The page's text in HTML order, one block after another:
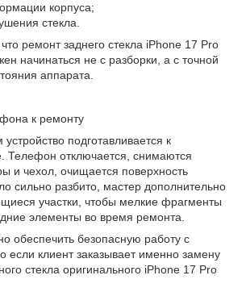
корпуса;
стекла.
ремонт заднего стекла iPhone 17 Pro
начинаться не с разборки, а с точной
аппарата.
к ремонту
подготавливается к
Телефон отключается, снимаются
и чехол, очищается поверхность
сильно разбито, мастер дополнительно
участки, чтобы мелкие фрагменты
элементы во время ремонта.
обеспечить безопасную работу с
если клиент заказывает именно замену
стекла оригинального iPhone 17 Pro